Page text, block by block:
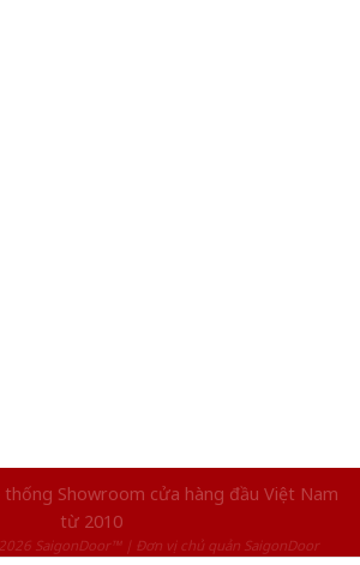
thống Showroom cửa hàng đầu Việt Nam
từ 2010
SaigonDoor™ | Đơn vị chủ quản SaigonDoor